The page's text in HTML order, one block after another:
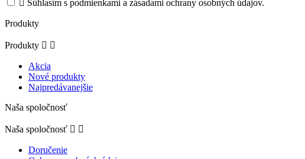
 Súhlasím s podmienkami a zásadami ochrany osobných údajov.
Produkty
Produkty  
Akcia
Nové produkty
Najpredávanejšie
Naša spoločnosť
Naša spoločnosť  
Doručenie